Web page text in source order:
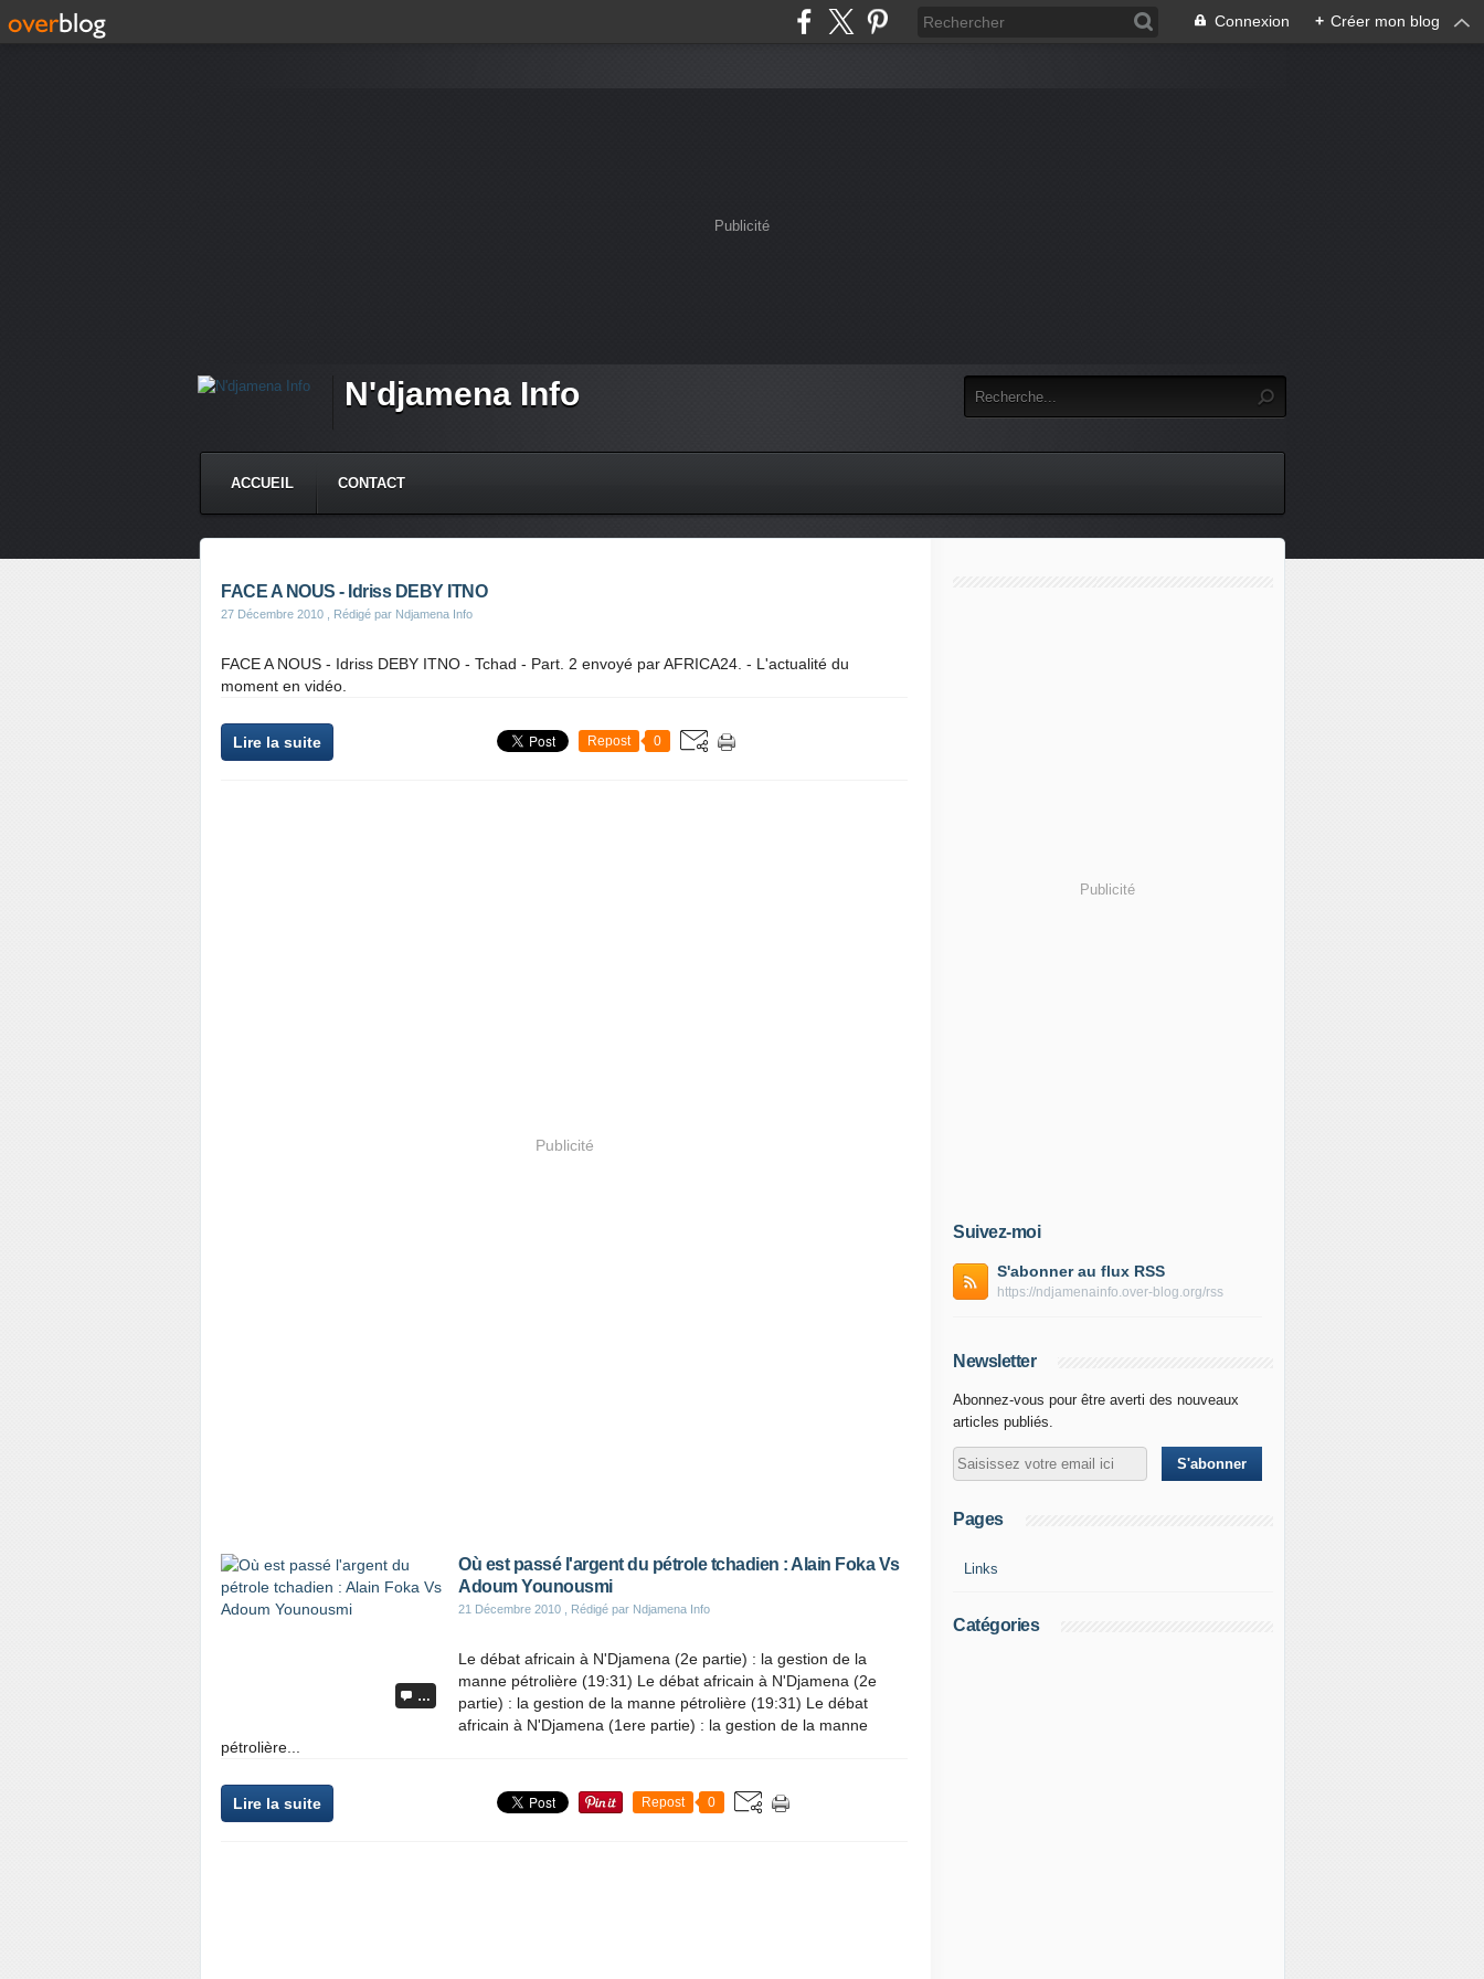
Connexion + Créer mon blog
Publicité
N'djamena Info
ACCUEIL CONTACT
FACE A NOUS - Idriss DEBY ITNO
27 Décembre 2010 , Rédigé par Ndjamena Info
FACE A NOUS - Idriss DEBY ITNO - Tchad - Part. 2 envoyé par AFRICA24. - L'actualité du
moment en vidéo.
Lire la suite Repost 0
Publicité
…
Où est passé l'argent du pétrole tchadien : Alain Foka Vs
Adoum Younousmi
21 Décembre 2010 , Rédigé par Ndjamena Info
Le débat africain à N'Djamena (2e partie) : la gestion de la
manne pétrolière (19:31) Le débat africain à N'Djamena (2e
partie) : la gestion de la manne pétrolière (19:31) Le débat
africain à N'Djamena (1ere partie) : la gestion de la manne
pétrolière...
Lire la suite Repost 0
Publicité
Suivez-moi
S'abonner au flux RSS
https://ndjamenainfo.over-blog.org/rss
Newsletter
Abonnez-vous pour être averti des nouveaux
articles publiés.
Pages
Links
Catégories